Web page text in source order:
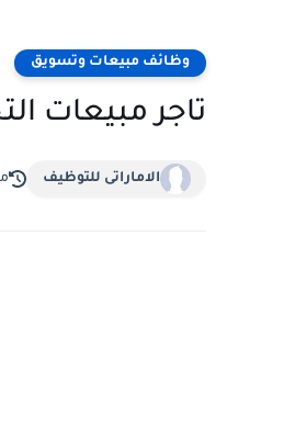
وظائف مبيعات وتسويق
تاجر مبيعات
الاماراتى للتوظيف